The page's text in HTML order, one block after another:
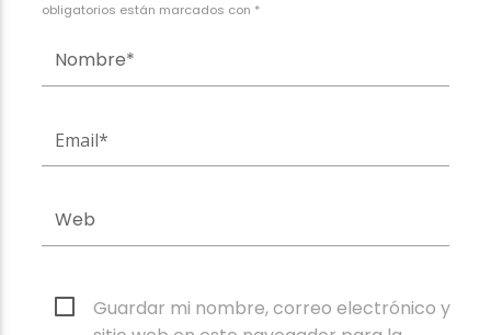
obligatorios están marcados con *
Guardar mi nombre, correo electrónico y